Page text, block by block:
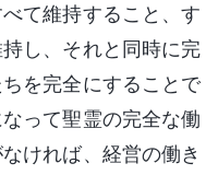
て維持すること、す
持し、それと同時に完
を完全にすることで
って聖霊の完全な働
ければ、経営の働き